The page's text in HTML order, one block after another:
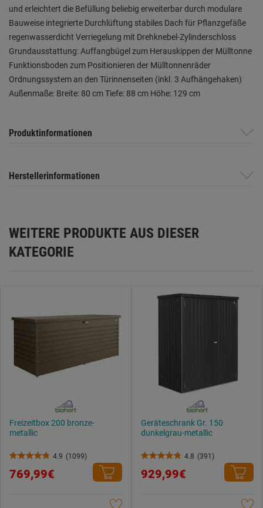
und erleichtert die Befüllung beliebig erweiterbar durch modulare
Bauweise integrierte Durchlüftung stabiles Dach für Pflanzgefäße
regenwasserdicht Verriegelung mit Drehknebel-Zylinderschloss
Grundausstattung: Auffangbügel zum Herauskippen der Mülltonne
Funktionsboden zum Positionieren der Mülltonnenräder
Ordnungssystem an den Türinnenseiten (inkl. 3 Aufhängehaken)
Außenmaße: Breite: 80 cm Tiefe: 88 cm Höhe: 129 cm
Produktinformationen
Herstellerinformationen
WEITERE PRODUKTE AUS DIESER
KATEGORIE
Freizeitbox 200 bronze-
metallic
4.9 (1099)
4.9
von
769,99€
Geräteschrank Gr. 150
dunkelgrau-metallic
4.8 (391)
4.8
von
929,99€